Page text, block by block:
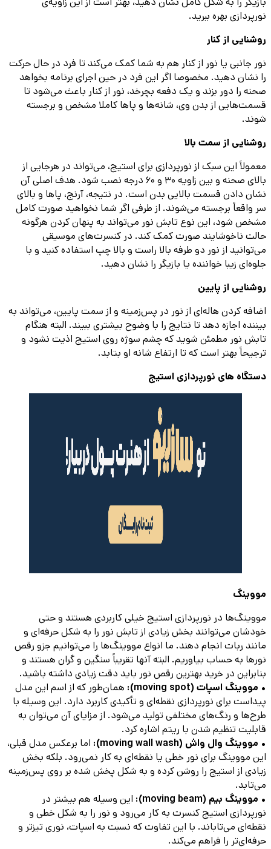
نورپردازی بهره ببرید.
روشنایی از کنار
نور جانبی یا نور از کنار هم به شما کمک می‌کند تا فرد در حال حرکت
را نشان دهید. مخصوصا اگر این فرد در حین اجرای برنامه بخواهد
صحنه را دور بزند و یک دفعه بچرخد، نور از کنار باعث می‌شود تا
قسمت‌هایی از بدن وی، شانه‌ها و پاها کاملا مشخص و برجسته
شوند.
روشنایی از سمت بالا
معمولاً این سبک از نورپردازی برای استیج، می‌تواند در هرجایی از
بالای صحنه و بین زاویه ۳۰ و ۶۰ درجه نصب شود. هدف اصلی آن
نشان دادن قسمت بالایی بدن است. در نتیجه، آرنج، پاها و بالای
سر واقعاً برجسته می‌شوند. از طرفی اگر شما نخواهید صورت کامل
مشخص شود، این نوع تابش نور می‌تواند به پنهان کردن هرگونه
حالت ناخوشایند صورت کمک کند. در کنسرت‌های موسیقی
می‌توانید از نور دو طرفه بالا راست و بالا چپ استفاده کنید و با
جلوه‌ای زیبا خواننده یا بازیگر را نشان دهید.
روشنایی از پایین
اضافه کردن هاله‌ای از نور در پس‌زمینه و از سمت پایین، می‌تواند به
بیننده اجازه دهد تا نتایج را با وضوح بیشتری ببیند. البته هنگام
تابش نور مطمئن شوید که چشم سوژه روی استیج اذیت نشود و
ترجیحاً بهتر است که تا ارتفاع شانه او بتابد.
دستگاه های نورپردازی استیج
مووینگ
مووینگ‌ها در نورپردازی استیج خیلی کاربردی هستند و حتی
خودشان می‌توانند بخش زیادی از تابش نور را به شکل حرفه‌ای و
مانند ربات انجام دهند. ما انواع مووینگ‌ها را می‌توانیم جزو رقص
نورها به حساب بیاوریم. البته آنها تقریباً سنگین و گران هستند و
بنابراین در خرید بهترین رقص نور باید دقت زیادی داشته باشید.
• مووینگ اسپات (moving spot):
همان‌طور که از اسم این مدل
پیداست برای نورپردازی نقطه‌ای و تأکیدی کاربرد دارد. این وسیله با
طرح‌ها و رنگ‌های مختلفی تولید می‌شود. از مزایای آن می‌توان به
قابلیت تنظیم شدن با ریتم اشاره کرد.
• مووینگ وال واش (moving wall wash):
اما برعکس مدل قبلی،
این مووینگ برای نور خطی یا نقطه‌ای به کار نمی‌رود. بلکه بخش
زیادی از استیج را روشن کرده و به شکل پخش شده بر روی پس‌زمینه
می‌تابد.
• مووینگ بیم (moving beam):
این وسیله هم بیشتر در
نورپردازی استیج کنسرت به کار می‌رود و نور را به شکل خطی و
نقطه‌ای می‌تاباند. با این تفاوت که نسبت به اسپات، نوری تیزتر و
حرفه‌ای‌تر را فراهم می‌کند.